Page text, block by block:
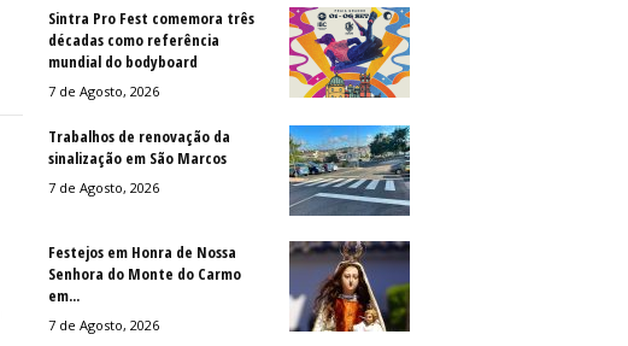
Sintra Pro Fest comemora três
décadas como referência
mundial do bodyboard
7 de Agosto, 2026
Trabalhos de renovação da
sinalização em São Marcos
7 de Agosto, 2026
Festejos em Honra de Nossa
Senhora do Monte do Carmo
em...
7 de Agosto, 2026